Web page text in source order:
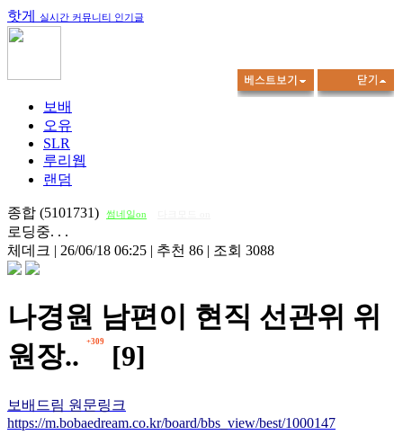
핫게 실시간 커뮤니티 인기글
보배
오유
SLR
루리웹
랜덤
종합 (5101731) 썸네일on
로딩중. . .
체데크 | 26/06/18 06:25 | 추천 86 | 조회 3088
나경원 남편이 현직 선관위 위
원장..
+309 [9]
보배드림 원문링크
https://m.bobaedream.co.kr/board/bbs_view/best/1000147